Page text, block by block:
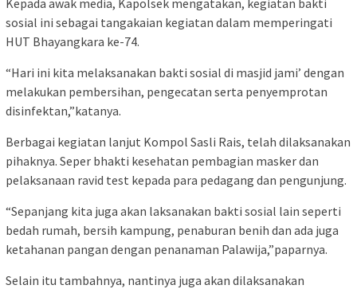
sosial ini sebagai tangakaian kegiatan dalam memperingati
HUT Bhayangkara ke-74.
“Hari ini kita melaksanakan bakti sosial di masjid jami’ dengan
melakukan pembersihan, pengecatan serta penyemprotan
disinfektan,”katanya.
Berbagai kegiatan lanjut Kompol Sasli Rais, telah dilaksanakan
pihaknya. Seper bhakti kesehatan pembagian masker dan
pelaksanaan ravid test kepada para pedagang dan pengunjung.
“Sepanjang kita juga akan laksanakan bakti sosial lain seperti
bedah rumah, bersih kampung, penaburan benih dan ada juga
ketahanan pangan dengan penanaman Palawija,”paparnya.
Selain itu tambahnya, nantinya juga akan dilaksanakan